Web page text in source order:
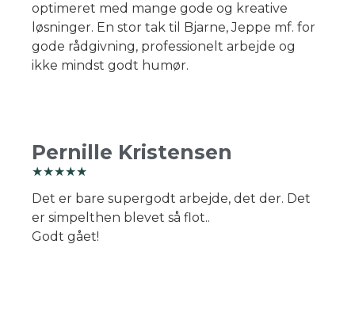
optimeret med mange gode og kreative
løsninger. En stor tak til Bjarne, Jeppe mf. for
gode rådgivning, professionelt arbejde og
ikke mindst godt humør.
Pernille Kristensen
☆☆☆☆☆
Det er bare supergodt arbejde, det der. Det
er simpelthen blevet så flot..
Godt gået!